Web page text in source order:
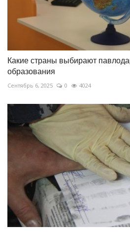
Какие страны выбирают
образования
Сентябрь 6, 2025 0 4024